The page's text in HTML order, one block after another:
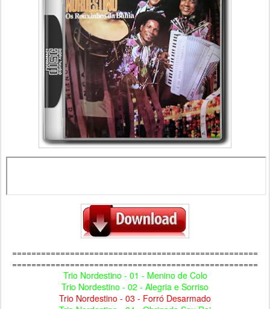
===================================================
===================================================
Trio Nordestino - 01 - Menino de Colo
Trio Nordestino - 02 - Alegria e Sorriso
Trio Nordestino - 03 - Forró Desarmado